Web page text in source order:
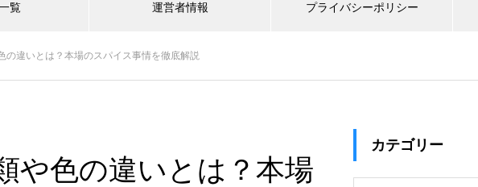
覧 運営者情報 プライバシーポリシー
の違いとは？本場のスパイス事情を徹底解説
や色の違いとは？本場
カテゴリー